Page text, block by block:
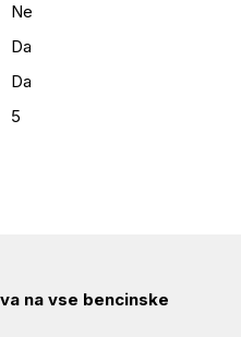
Ne
Da
Da
5
na vse bencinske